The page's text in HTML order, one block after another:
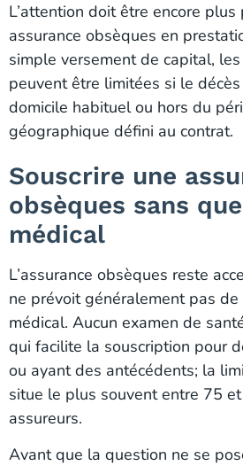
L’attention doit être encore plus
assurance obsèques en
simple versement de capital,
peuvent être limitées si le
domicile habituel ou hors du
géographique défini au contrat.
Souscrire une
obsèques sans
médical
L’assurance obsèques reste
ne prévoit généralement pas
médical. Aucun examen de
qui facilite la souscription pour
ou ayant des antécédents; la
situe le plus souvent entre 75
assureurs.
Avant que la question ne se